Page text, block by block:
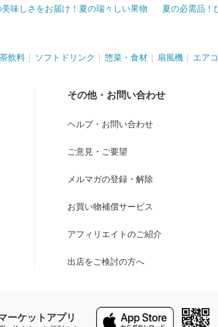
味しさをお届け！夏の瑞々しい果物 夏の必需品！
飲料 ソフトドリンク 惣菜・食材 扇風機 エア
その他・お問い合わせ
ヘルプ・お問い合わせ
ご意見・ご要望
メルマガの登録・解除
お買い物補償サービス
アフィリエイトのご紹介
出店をご検討の方へ
ーケットアプリ